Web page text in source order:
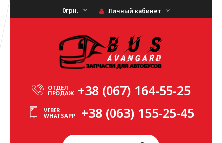
0грн. Личный кабинет
ОТДЕЛ
ПРОДАЖ +38 (067) 164-55-25
VIBER
WHATSAPP +38 (063) 155-25-45